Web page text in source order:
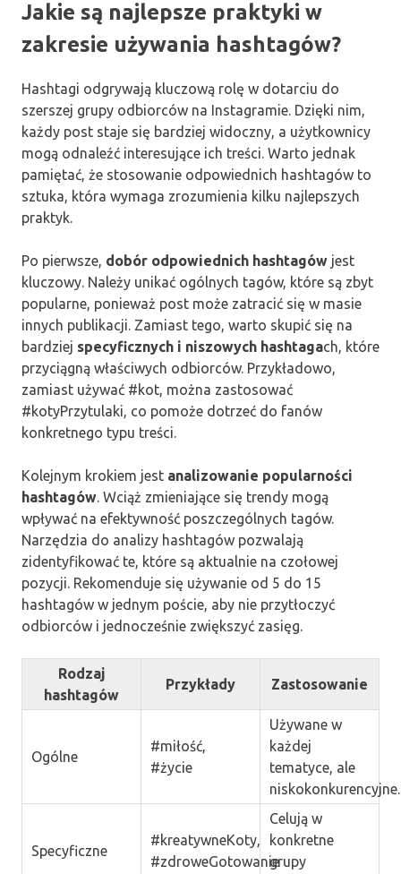
Jakie są najlepsze praktyki w
zakresie używania hashtagów?
Hashtagi odgrywają kluczową rolę w dotarciu do
szerszej grupy odbiorców na Instagramie. Dzięki nim,
każdy post staje się bardziej widoczny, a użytkownicy
mogą odnaleźć interesujące ich treści. Warto jednak
pamiętać, że stosowanie odpowiednich hashtagów to
sztuka, która wymaga zrozumienia kilku najlepszych
praktyk.
Po pierwsze, dobór odpowiednich hashtagów jest
kluczowy. Należy unikać ogólnych tagów, które są zbyt
popularne, ponieważ post może zatracić się w masie
innych publikacji. Zamiast tego, warto skupić się na
bardziej specyficznych i niszowych hashtagach, które
przyciągną właściwych odbiorców. Przykładowo,
zamiast używać #kot, można zastosować
#kotyPrzytulaki, co pomoże dotrzeć do fanów
konkretnego typu treści.
Kolejnym krokiem jest analizowanie popularności
hashtagów. Wciąż zmieniające się trendy mogą
wpływać na efektywność poszczególnych tagów.
Narzędzia do analizy hashtagów pozwalają
zidentyfikować te, które są aktualnie na czołowej
pozycji. Rekomenduje się używanie od 5 do 15
hashtagów w jednym poście, aby nie przytłoczyć
odbiorców i jednocześnie zwiększyć zasięg.
Rodzaj
hashtagów
Przykłady Zastosowanie
Ogólne
#miłość,
#życie
Używane w
każdej
tematyce, ale
niskokonkurencyjne.
Specyficzne
#kreatywneKoty,
#zdroweGotowanie
Celują w
konkretne
grupy